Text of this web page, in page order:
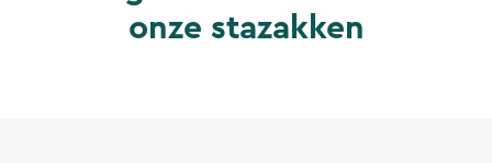
onze stazakken